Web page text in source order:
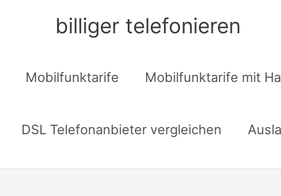
billiger telefonieren
Mobilfunktarife Mobilfunktarife mit
DSL Telefonanbieter vergleichen